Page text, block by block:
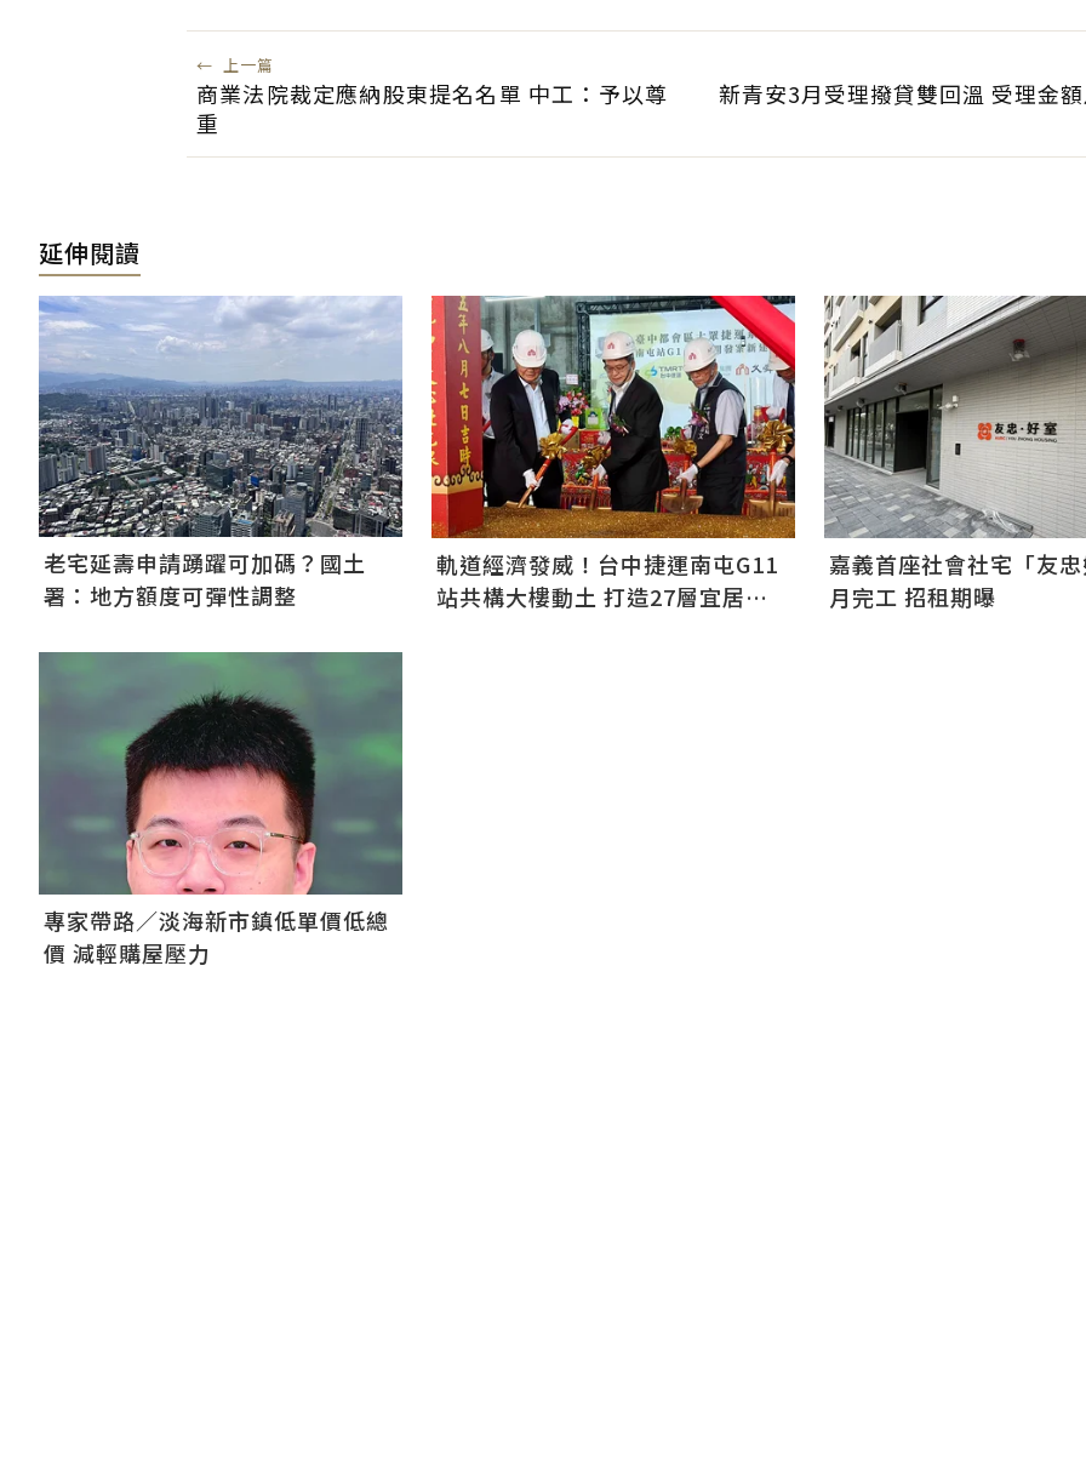
← 上一篇
商業法院裁定應納股東提名名單 中工：予以尊
重
新青安3月受理撥貸雙回溫 受理金
延伸閱讀
老宅延壽申請踴躍可加碼？國土
署：地方額度可彈性調整
軌道經濟發威！台中捷運南屯G11
站共構大樓動土 打造27層宜居地
嘉義首座社會社宅「友
月完工 招租期曝
專家帶路／淡海新市鎮低單價低總
價 減輕購屋壓力